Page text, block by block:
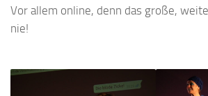
Vor allem online, denn das große,
nie!